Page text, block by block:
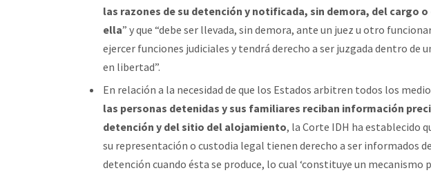
las razones de su detención y notificada, sin demora, del cargo
ella” y que “debe ser llevada, sin demora, ante un juez u otro
ejercer funciones judiciales y tendrá derecho a ser juzgada dentro de
en libertad”.
En relación a la necesidad de que los Estados arbitren todos los
las personas detenidas y sus familiares reciban información
detención y del sitio del alojamiento, la Corte IDH ha establecido
su representación o custodia legal tienen derecho a ser informados
detención cuando ésta se produce, lo cual ‘constituye un mecanismo